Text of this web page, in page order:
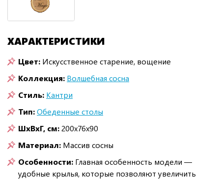
ХАРАКТЕРИСТИКИ
Цвет: Искусственное старение, вощение
Коллекция: Волшебная сосна
Стиль: Кантри
Тип:Обеденные столы
ШxВxГ, см:200x76x90
Материал: Массив сосны
Особенности: Главная особенность модели —
удобные крылья, которые позволяют увеличить